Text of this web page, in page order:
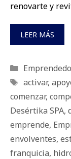
renovarte y
LEER MÁS
Categorías
Etiquetas
activar,
comenzar,
Desértika SPA,
emprende,
envolventes,
franquicia,